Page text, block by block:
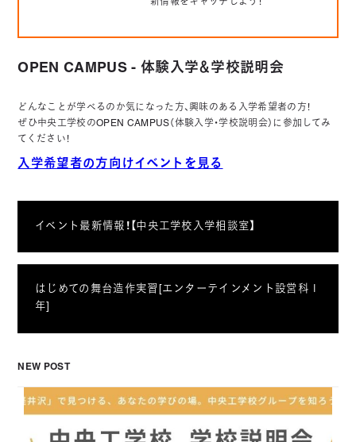
OPEN CAMPUS - 体験入学＆学校説明会
どんなことが学べるのか気になった方、興味のある入学希望者の方！
ぜひ中央工学校のOPEN CAMPUS（体験入学・学校説明会）に参加してみ
てください！
入学希望者の方向けイベントを見る
イベント最新情報！【中央工学校入学相談室】
はじめての舞台造作実習[エンターテインメント設営科１
年]
NEW POST